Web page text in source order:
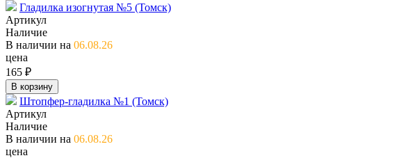
Гладилка изогнутая №5 (Томск)
Артикул
Наличие
В наличии на 06.08.26
цена
165 ₽
В корзину
Штопфер-гладилка №1 (Томск)
Артикул
Наличие
В наличии на 06.08.26
цена